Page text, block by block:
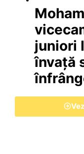
juniori
învață